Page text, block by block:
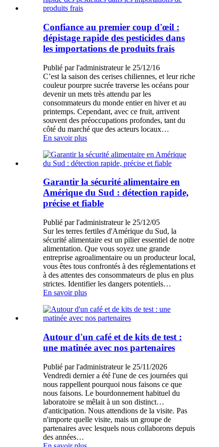
Confiance au premier coup d'œil :
dépistage rapide des pesticides dans
les importations de produits frais
Publié par l'administrateur le 25/12/16
C’est la saison des cerises chiliennes, et leur riche
couleur pourpre sucrée traverse les océans pour
devenir un mets très attendu par les
consommateurs du monde entier en hiver et au
printemps. Cependant, avec ce fruit, arrivent
souvent des préoccupations profondes, tant du
côté du marché que des acteurs locaux…
En savoir plus
Garantir la sécurité alimentaire en
Amérique du Sud : détection rapide,
précise et fiable
Publié par l'administrateur le 25/12/05
Sur les terres fertiles d'Amérique du Sud, la
sécurité alimentaire est un pilier essentiel de notre
alimentation. Que vous soyez une grande
entreprise agroalimentaire ou un producteur local,
vous êtes tous confrontés à des réglementations et
à des attentes des consommateurs de plus en plus
strictes. Identifier les dangers potentiels…
En savoir plus
Autour d'un café et de kits de test :
une matinée avec nos partenaires
Publié par l'administrateur le 25/11/2026
Vendredi dernier a été l'une de ces journées qui
nous rappellent pourquoi nous faisons ce que
nous faisons. Le bourdonnement habituel du
laboratoire se mêlait à un son distinct…
d'anticipation. Nous attendions de la visite. Pas
n'importe quelle visite, mais un groupe de
partenaires avec lesquels nous collaborons depuis
des années…